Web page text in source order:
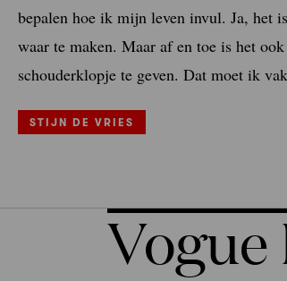
bepalen hoe ik mijn leven invul. Ja, het
waar te maken. Maar af en toe is het
schouderklopje te geven. Dat moet ik
STIJN DE VRIES